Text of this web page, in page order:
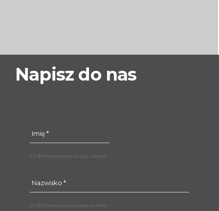
Napisz do nas
0 z 50 maksymalna liczba znaków
0 z 50 maksymalna liczba znaków